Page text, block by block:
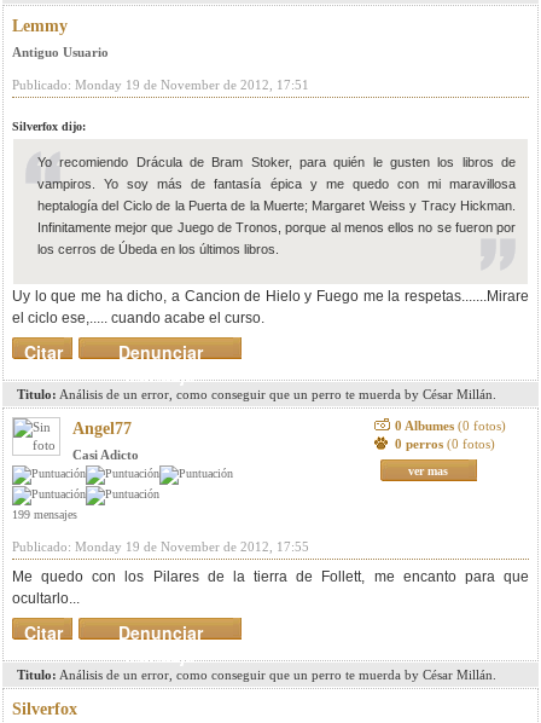
Lemmy
Antiguo Usuario
Publicado: Monday 19 de November de 2012, 17:51
Silverfox dijo:
Yo recomiendo Drácula de Bram Stoker, para quién le gusten los libros de
vampiros. Yo soy más de fantasía épica y me quedo con mi maravillosa
heptalogía del Ciclo de la Puerta de la Muerte; Margaret Weiss y Tracy Hickman.
Infinitamente mejor que Juego de Tronos, porque al menos ellos no se fueron por
los cerros de Úbeda en los últimos libros.
Uy lo que me ha dicho, a Cancion de Hielo y Fuego me la respetas.......Mirare
el ciclo ese,..... cuando acabe el curso.
Denunciar
mensaje
Citar
Titulo: Análisis de un error, como conseguir que un perro te muerda by César Millán.
Angel77
Casi Adicto
199 mensajes
0 Albumes (0 fotos)
0 perros (0 fotos)
ver mas
Publicado: Monday 19 de November de 2012, 17:55
Me quedo con los Pilares de la tierra de Follett, me encanto para que
ocultarlo...
Denunciar
mensaje
Citar
Titulo: Análisis de un error, como conseguir que un perro te muerda by César Millán.
Silverfox